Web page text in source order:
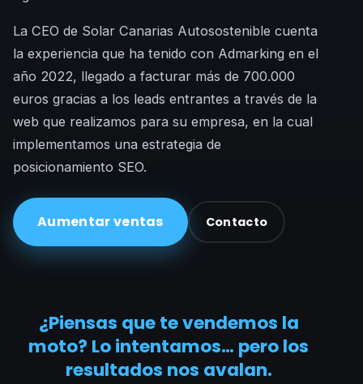
La CEO de Solar Canarias Autosostenible cuenta
la experiencia que ha tenido con Admarking en el
año 2022, llegado a facturar más de 700.000
euros gracias a los leads entrantes a través de la
web que realizamos para su empresa, en la cual
implementamos una estrategia de
posicionamiento SEO.
Aumentar ventas Contacto
¿Piensas que te vendemos la
moto? Lo intentamos… pero los
resultados nos avalan.